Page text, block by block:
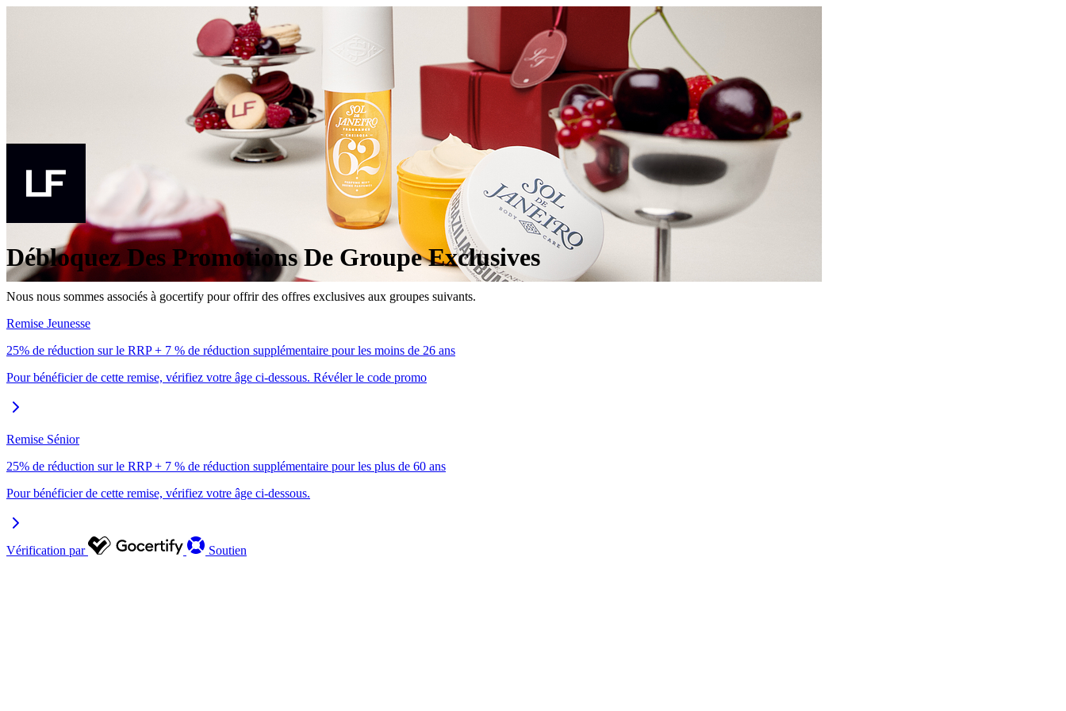
Débloquez Des Promotions De Groupe Exclusives
Nous nous sommes associés à gocertify pour offrir des offres exclusives aux groupes suivants.
Remise Jeunesse
25% de réduction sur le RRP + 7 % de réduction supplémentaire pour les moins de 26 ans
Pour bénéficier de cette remise, vérifiez votre âge ci-dessous. Révéler le code promo
Remise Sénior
25% de réduction sur le RRP + 7 % de réduction supplémentaire pour les plus de 60 ans
Pour bénéficier de cette remise, vérifiez votre âge ci-dessous.
Vérification par Soutien